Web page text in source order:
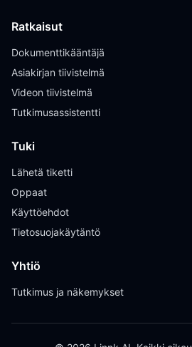
Ratkaisut
Dokumenttikääntäjä
Asiakirjan tiivistelmä
Videon tiivistelmä
Tutkimusassistentti
Tuki
Lähetä tiketti
Oppaat
Käyttöehdot
Tietosuojakäytäntö
Yhtiö
Tutkimus ja näkemykset